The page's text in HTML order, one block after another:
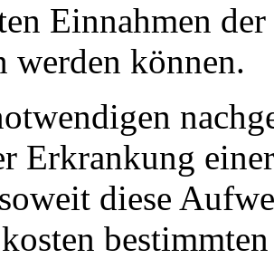
Einnahmen
werden können.
Erkrankung
diese